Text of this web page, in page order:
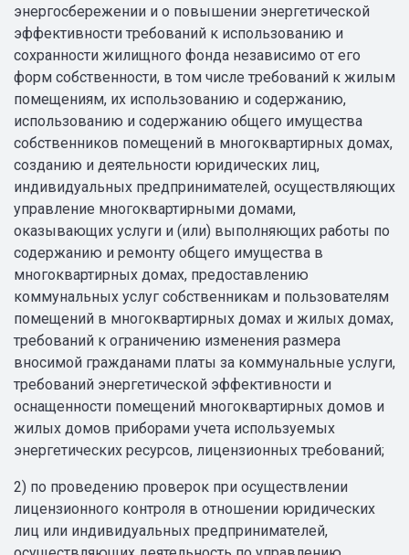
энергосбережении и о повышении энергетической
эффективности требований к использованию и
сохранности жилищного фонда независимо от его
форм собственности, в том числе требований к жилым
помещениям, их использованию и содержанию,
использованию и содержанию общего имущества
собственников помещений в многоквартирных домах,
созданию и деятельности юридических лиц,
индивидуальных предпринимателей, осуществляющих
управление многоквартирными домами,
оказывающих услуги и (или) выполняющих работы по
содержанию и ремонту общего имущества в
многоквартирных домах, предоставлению
коммунальных услуг собственникам и пользователям
помещений в многоквартирных домах и жилых домах,
требований к ограничению изменения размера
вносимой гражданами платы за коммунальные услуги,
требований энергетической эффективности и
оснащенности помещений многоквартирных домов и
жилых домов приборами учета используемых
энергетических ресурсов, лицензионных требований;
2) по проведению проверок при осуществлении
лицензионного контроля в отношении юридических
лиц или индивидуальных предпринимателей,